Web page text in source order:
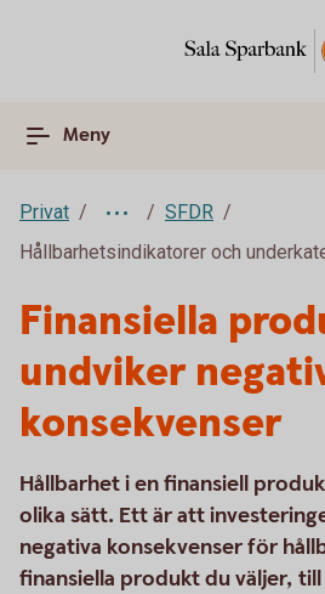
Meny
Privat
SFDR
Hållbarhetsindikatorer och
Finansiella
undviker
konsekvenser
Hållbarhet i en finansiell
olika sätt. Ett är att
negativa konsekvenser för
finansiella produkt du väljer,